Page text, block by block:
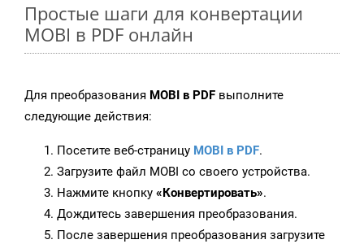
Простые шаги для конвертации
MOBI в PDF онлайн
Для преобразования MOBI в PDF выполните
следующие действия:
Посетите веб-страницу MOBI в PDF.
Загрузите файл MOBI со своего устройства.
Нажмите кнопку «Конвертировать».
Дождитесь завершения преобразования.
После завершения преобразования загрузите